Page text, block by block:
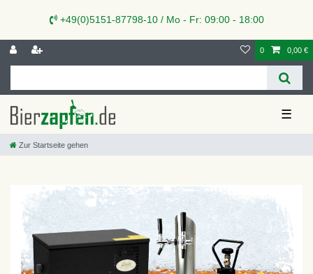
+49(0)5151-87798-10 / Mo - Fr: 09:00 - 18:00
0 0,00 €
☰
Zur Startseite gehen